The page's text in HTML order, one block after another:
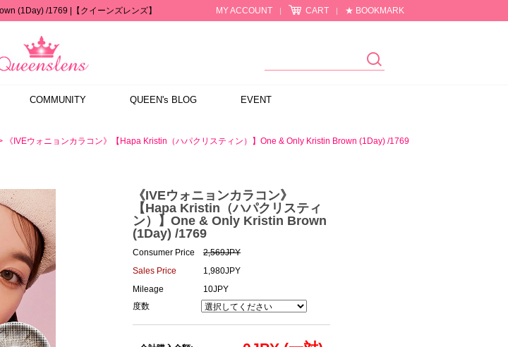
(1Day) /1769 |【クイーンズレンズ】 MY ACCOUNT | CART | ★ BOOKMARK
COMMUNITY QUEEN's BLOG EVENT
《IVEウォニョンカラコン》【Hapa Kristin（ハパクリスティン）】One & Only Kristin Brown (1Day) /1769
《IVEウォニョンカラコン》
【Hapa Kristin（ハパクリスティ
ン）】One & Only Kristin Brown
(1Day) /1769
Consumer Price
2,569JPY
Sales Price
1,980JPY
Mileage
10JPY
度数